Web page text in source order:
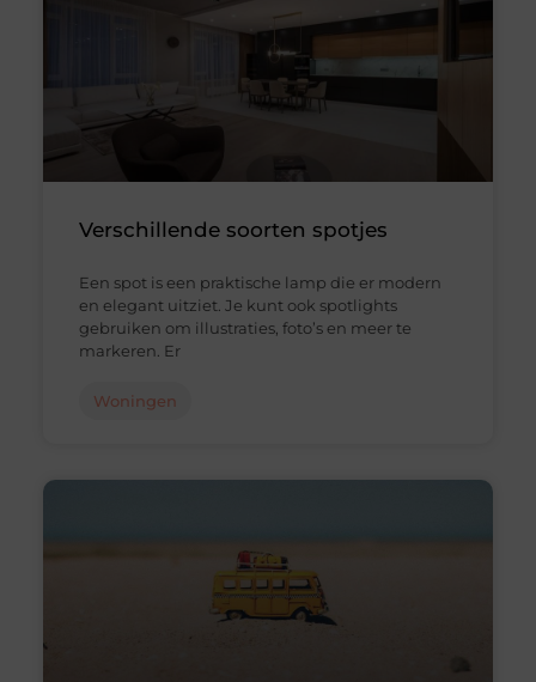
Verschillende soorten spotjes
Een spot is een praktische lamp die er modern
en elegant uitziet. Je kunt ook spotlights
gebruiken om illustraties, foto’s en meer te
markeren. Er
Woningen